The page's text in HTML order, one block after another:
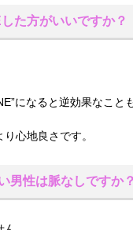
た方がいいですか？
になると逆効果なこと
心地良さです。
男性は脈なしですか？